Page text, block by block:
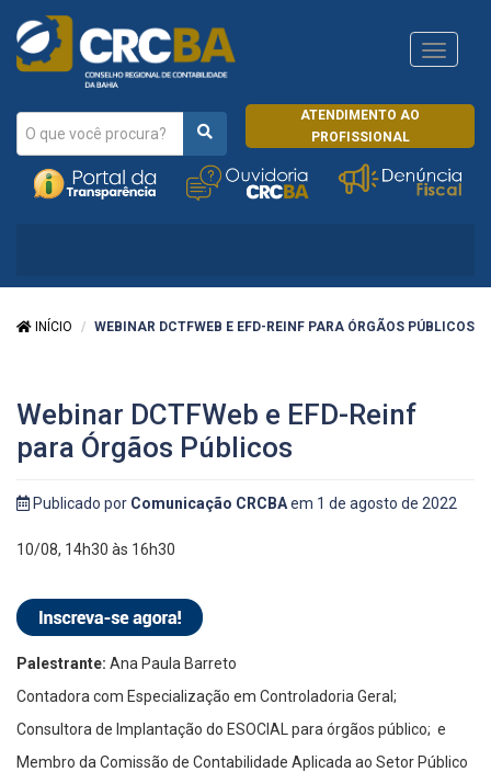
ATENDIMENTO AO
PROFISSIONAL
CRCRJ
INÍCIO WEBINAR DCTFWEB E EFD-REINF PARA ÓRGÃOS PÚBLICOS
Webinar DCTFWeb e EFD-Reinf
para Órgãos Públicos
Publicado por Comunicação CRCBAem 1 de agosto de 2022
10/08, 14h30 às 16h30
Palestrante: Ana Paula Barreto
Contadora com Especialização em Controladoria Geral;
Consultora de Implantação do ESOCIAL para órgãos público; e
Membro da Comissão de Contabilidade Aplicada ao Setor Público